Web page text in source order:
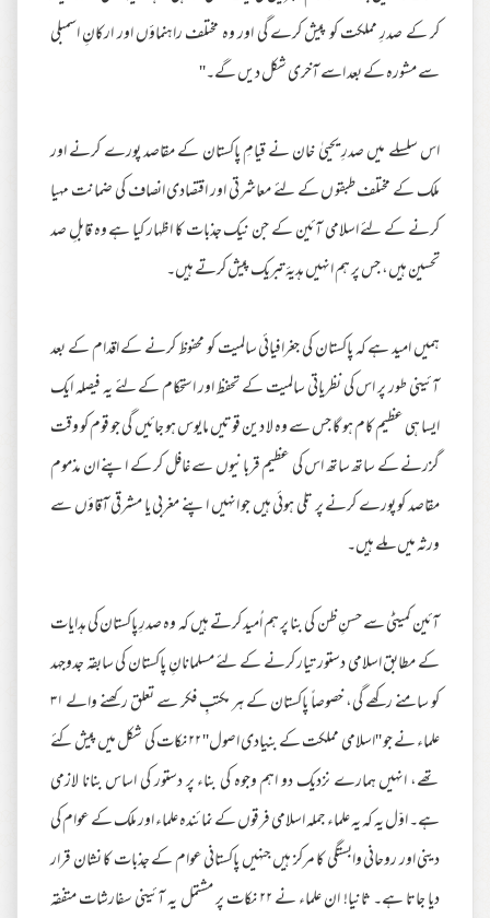
کر کے صدرِ مملکت کو پیش کرے گی اور وہ مختلف راہنماؤں اور ارکانِ اسمبلی
سے مشورہ کے بعد اسے آخری شکل دیں گے۔''
اس سلسلے میں صدرِ یحییٰ خان نے قیامِ پاکستان کے مقاصد پورے کرنے اور
ملک کے مختلف طبقوں کے لئے معاشرتی اور اقتصادی انصاف کی ضمانت مہیا
کرنے کے لئے اسلامی آئین کے جن نیک جذبات کا اظہار کیا ہے وہ قابلِ صد
تحسین ہیں، جس پر ہم انہیں ہدیۂ تبریک پیش کرتے ہیں۔
ہمیں امید ہے کہ پاکستان کی جغرافیائی سالمیت کو محفوظ کرنے کے اقدام کے بعد
آئینی طور پر اس کی نظریاتی سالمیت کے تحفظ اور استحکام کے لئے یہ فیصلہ ایک
ایسا ہی عظیم کام ہو گا جس سے وہ لا دین قوتیں مایوس ہو جائیں گی جو قوم کو وقت
گزرنے کے ساتھ ساتھ اس کی عظیم قربانیوں سے غافل کر کے اپنے ان مذموم
مقاصد کو پورے کرنے پر تلی ہوئی ہیں جو انہیں اپنے مغربی یا مشرقی آقاؤں سے
ورثہ میں ملے ہیں۔
آئین کمیٹی سے حسنِ ظن کی بنا پر ہم اُمید کرتے ہیں کہ وہ صدرِ پاکستان کی ہدایات
کے مطابق اسلامی دستور تیار کرنے کے لئے مسلمانانِ پاکستان کی سابقہ جدوجہد
کو سامنے رکھے گی، خصوصاً پاکستان کے ہر مکتبِ فکر سے تعلق رکھنے والے ۳۱
علماء نے جو ''اسلامی مملکت کے بنیادی اصول'' ۲۲ نکات کی شکل میں پیش کئے
تھے، انہیں ہمارے نزدیک دو اہم وجوہ کی بناء پر دستور کی اساس بنانا لازمی
ہے۔ اوّل یہ کہ یہ علماء جملہ اسلامی فرقوں کے نمائندہ علماء اور ملک کے عوام کی
دینی اور روحانی وابستگی کا مرکز ہیں جنہیں پاکستانی عوام کے جذبات کا نشان قرار
دیا جاتا ہے۔ ثانیا! ان علماء نے ۲۲ نکات پر مشتمل یہ آئینی سفارشات متفقہ